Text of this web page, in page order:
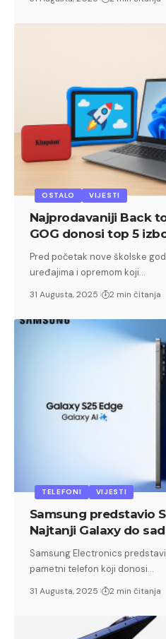
OSTALO VIJESTI
Najprodavaniji Back
GOG donosi top 5
Pred početak nove školske
uređajima i opremom koji…
31 Augusta, 2025 2 min čitanja
TELEFONI VIJESTI
Samsung predstavio
Najtanji Galaxy do
Samsung Electronics
pametni telefon koji donosi…
31 Augusta, 2025 2 min čitanja